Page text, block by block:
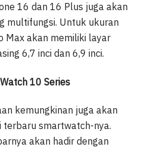
16 dan 16 Plus juga akan
multifungsi. Untuk ukuran
Max akan memiliki layar
6,7 inci dan 6,9 inci.
10 Series
kemungkinan juga akan
smartwatch-nya.
akan hadir dengan